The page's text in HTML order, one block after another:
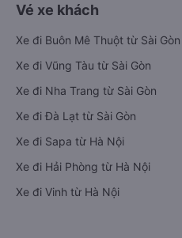
Vé xe khách
Xe đi Buôn Mê Thuột từ Sài Gòn
Xe đi Vũng Tàu từ Sài Gòn
Xe đi Nha Trang từ Sài Gòn
Xe đi Đà Lạt từ Sài Gòn
Xe đi Sapa từ Hà Nội
Xe đi Hải Phòng từ Hà Nội
Xe đi Vinh từ Hà Nội